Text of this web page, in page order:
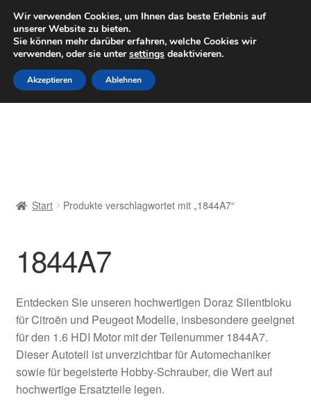
LIEFERUNG ab 6 EUR
Mo–Fr 9–16 Uhr · 0175 7465658
Zur
Navigation
springen
Zum
Inhalt
springen
Datenschutz-Bestimmungen
Impressum
Kasse
Kontakt
Start Produkte verschlagwortet mit „1844A7“
1844A7
Entdecken Sie unseren hochwertigen Doraz Silentbloku
für Citroën und Peugeot Modelle, insbesondere geeignet
für den 1.6 HDI Motor mit der Teilenummer 1844A7.
Dieser Autoteil ist unverzichtbar für Automechaniker
sowie für begeisterte Hobby-Schrauber, die Wert auf
hochwertige Ersatzteile legen.
Wir verwenden Cookies, um Ihnen das beste Erlebnis auf
unserer Website zu bieten.
Sie können mehr darüber erfahren, welche Cookies wir
verwenden, oder sie untersettings deaktivieren.
Akzeptieren Ablehnen